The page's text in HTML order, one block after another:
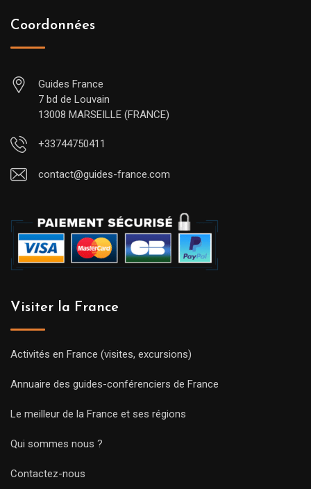
Coordonnées
Guides France
7 bd de Louvain
13008 MARSEILLE (FRANCE)
+33744750411
contact@guides-france.com
Visiter la France
Activités en France (visites, excursions)
Annuaire des guides-conférenciers de France
Le meilleur de la France et ses régions
Qui sommes nous ?
Contactez-nous